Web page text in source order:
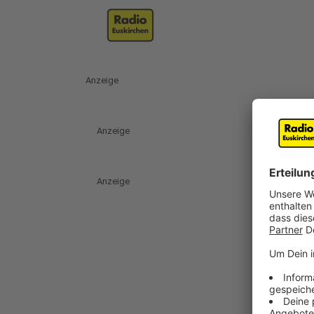
Anzeige
Anzeige
Anzeige